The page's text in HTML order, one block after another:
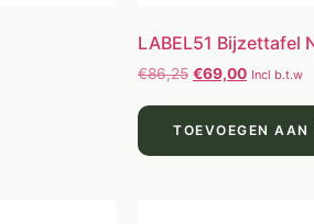
LABEL51 Bijzettafel
€86,25 €69,00 Incl b.t.w
TOEVOEGEN AAN